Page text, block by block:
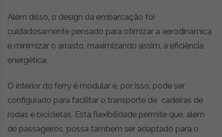
Além disso, o design da embarcação foi
cuidadosamente pensado para otimizar a aerodinâmica
e minimizar o arrasto, maximizando assim, a eficiência
energética.
O interior do ferry é modular e, por isso, pode ser
configurado para facilitar o transporte de cadeiras de
rodas e bicicletas. Esta flexibilidade permite que, além
de passageiros, possa também ser adaptado para o